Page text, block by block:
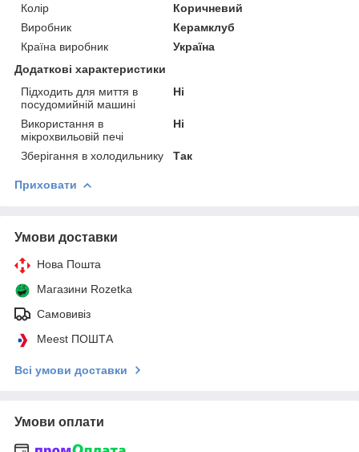
Колір
Коричневий
Виробник
Керамклуб
Країна виробник
Україна
Додаткові характеристики
Підходить для миття в
посудомийній машині
Ні
Використання в
мікрохвильовій печі
Ні
Зберігання в холодильнику Так
Приховати
Умови доставки
Нова Пошта
Магазини Rozetka
Самовивіз
Meest ПОШТА
Всі умови доставки
Умови оплати